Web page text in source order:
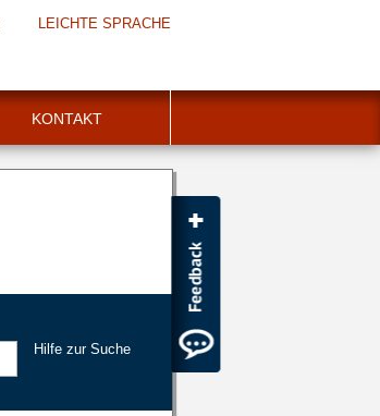
LEICHTE SPRACHE
KONTAKT
Hilfe zur Suche